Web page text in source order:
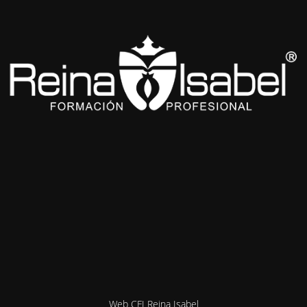
Web CFI Reina Isabel